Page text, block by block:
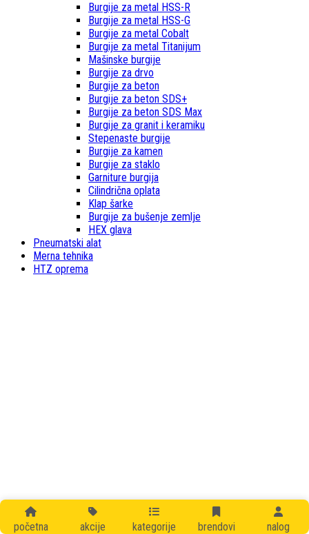
početna akcije kategorije brendovi nalog
Burgije za metal HSS-R
Burgije za metal HSS-G
Burgije za metal Cobalt
Burgije za metal Titanijum
Mašinske burgije
Burgije za drvo
Burgije za beton
Burgije za beton SDS+
Burgije za beton SDS Max
Burgije za granit i keramiku
Stepenaste burgije
Burgije za kamen
Burgije za staklo
Garniture burgija
Cilindrična oplata
Klap šarke
Burgije za bušenje zemlje
HEX glava
Pneumatski alat
Merna tehnika
HTZ oprema